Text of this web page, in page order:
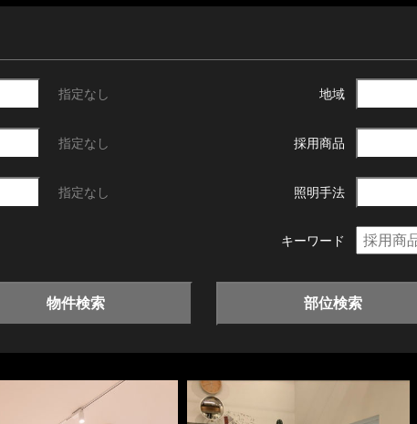
指定なし 地域
指定なし 採用商品
指定なし 照明手法
キーワード
物件検索 部位検索